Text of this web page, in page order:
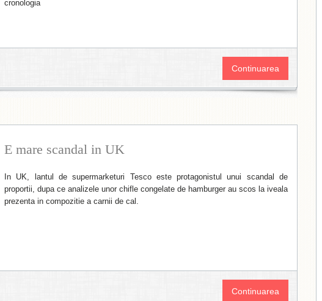
cronologia
Continuarea
E mare scandal in UK
In UK, lantul de supermarketuri Tesco este protagonistul unui scandal de
proportii, dupa ce analizele unor chifle congelate de hamburger au scos la iveala
prezenta in compozitie a carnii de cal.
Continuarea